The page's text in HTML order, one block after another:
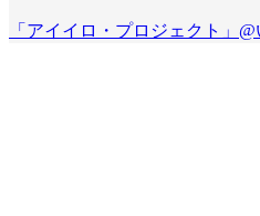
「アイイロ・プロジェクト」